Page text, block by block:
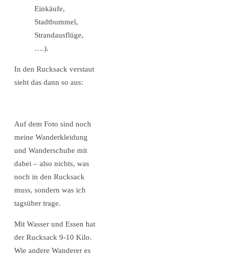
Einkäufe,
Stadtbummel,
Strandausflüge,
….).
In den Rucksack verstaut
sieht das dann so aus:
Auf dem Foto sind noch
meine Wanderkleidung
und Wanderschuhe mit
dabei – also nichts, was
noch in den Rucksack
muss, sondern was ich
tagsüber trage.
Mit Wasser und Essen hat
der Rucksack 9-10 Kilo.
Wie andere Wanderer es